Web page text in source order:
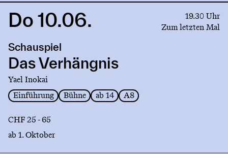
Link
Das
Verhängnis
Do 10.06.
19.30 Uhr
Zum letzten Mal
Schauspiel
Das Verhängnis
Yael Inokai
Einführung
Bühne ab 14 A8
CHF 25 - 65
ab 1. Oktober